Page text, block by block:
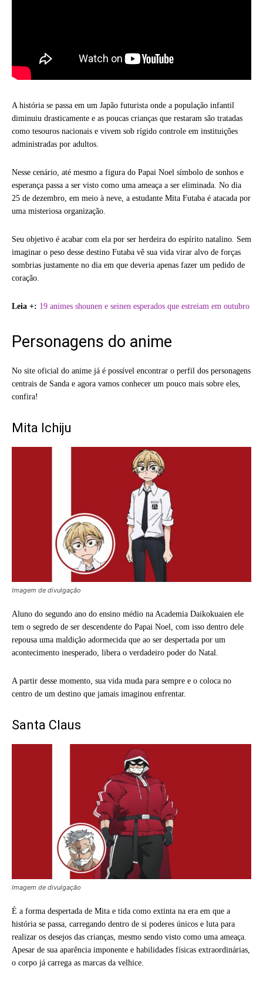
A história se passa em um Japão futurista onde a população infantil
diminuiu drasticamente e as poucas crianças que restaram são tratadas
como tesouros nacionais e vivem sob rígido controle em instituições
administradas por adultos.
Nesse cenário, até mesmo a figura do Papai Noel símbolo de sonhos e
esperança passa a ser visto como uma ameaça a ser eliminada. No dia
25 de dezembro, em meio à neve, a estudante Mita Futaba é atacada por
uma misteriosa organização.
Seu objetivo é acabar com ela por ser herdeira do espírito natalino. Sem
imaginar o peso desse destino Futaba vê sua vida virar alvo de forças
sombrias justamente no dia em que deveria apenas fazer um pedido de
coração.
Leia +: 19 animes shounen e seinen esperados que estreiam em outubro
Personagens do anime
No site oficial do anime já é possível encontrar o perfil dos personagens
centrais de Sanda e agora vamos conhecer um pouco mais sobre eles,
confira!
Mita Ichiju
Imagem de divulgação
Aluno do segundo ano do ensino médio na Academia Daikokuaien ele
tem o segredo de ser descendente do Papai Noel, com isso dentro dele
repousa uma maldição adormecida que ao ser despertada por um
acontecimento inesperado, libera o verdadeiro poder do Natal.
A partir desse momento, sua vida muda para sempre e o coloca no
centro de um destino que jamais imaginou enfrentar.
Santa Claus
Imagem de divulgação
É a forma despertada de Mita e tida como extinta na era em que a
história se passa, carregando dentro de si poderes únicos e luta para
realizar os desejos das crianças, mesmo sendo visto como uma ameaça.
Apesar de sua aparência imponente e habilidades físicas extraordinárias,
o corpo já carrega as marcas da velhice.